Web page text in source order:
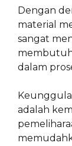
Dengan
material
sangat
dalam
adalah